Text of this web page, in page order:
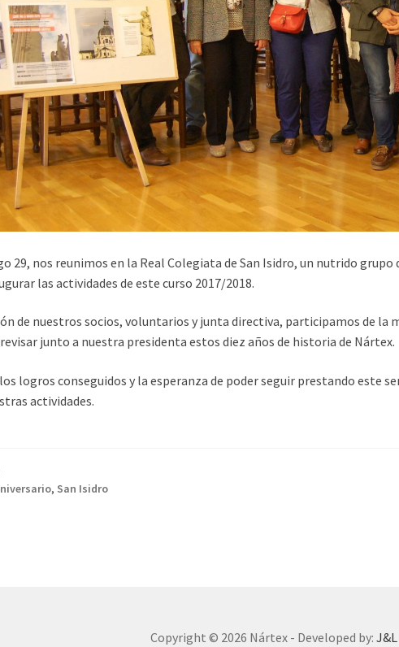
29, nos reunimos en la Real Colegiata de San Isidro, un nutrido
las actividades de este curso 2017/2018.
de nuestros socios, voluntarios y junta directiva, participamos de la
junto a nuestra presidenta estos diez años de historia de Nártex.
logros conseguidos y la esperanza de poder seguir prestando este
actividades.
, San Isidro
Copyright © 2026 Nártex - Developed by: J&L